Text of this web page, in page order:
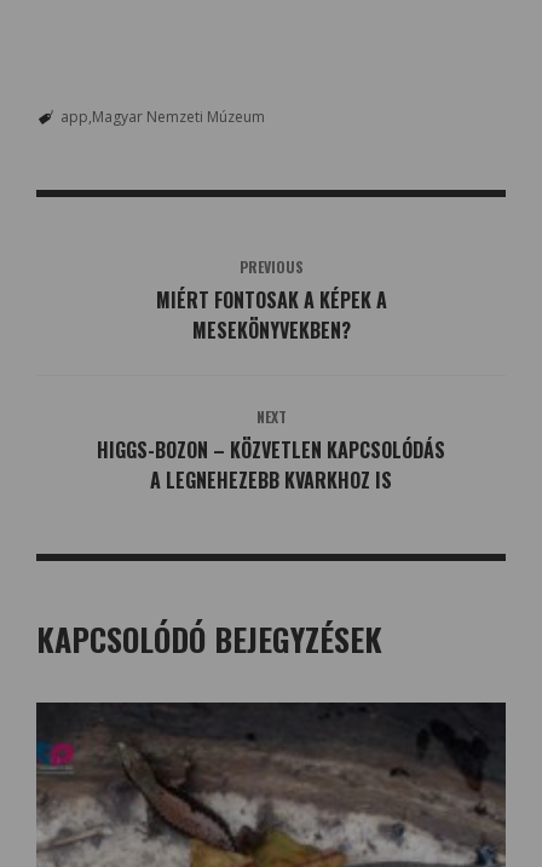
app Magyar Nemzeti Múzeum
PREVIOUS
MIÉRT FONTOSAK A KÉPEK A
MESEKÖNYVEKBEN?
NEXT
HIGGS-BOZON – KÖZVETLEN KAPCSOLÓDÁS
A LEGNEHEZEBB KVARKHOZ IS
KAPCSOLÓDÓ BEJEGYZÉSEK